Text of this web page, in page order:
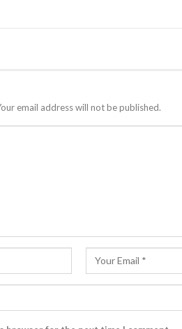
email address will not be published.